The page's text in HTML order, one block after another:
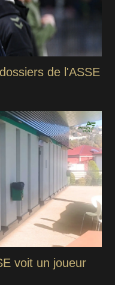
de l'ASSE
voit un joueur